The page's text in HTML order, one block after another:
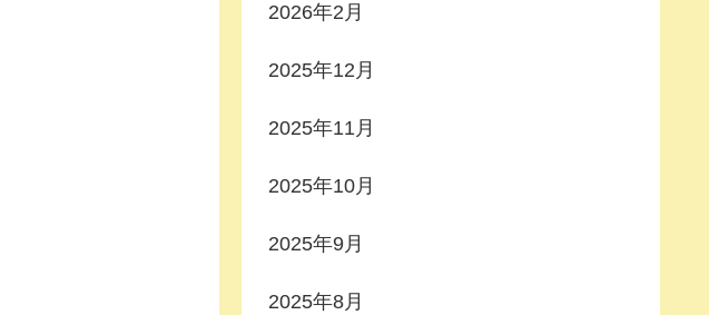
2026年2月
2025年12月
2025年11月
2025年10月
2025年9月
2025年8月